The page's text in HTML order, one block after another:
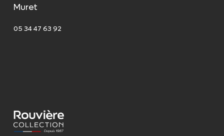
Muret
05 34 47 63 92